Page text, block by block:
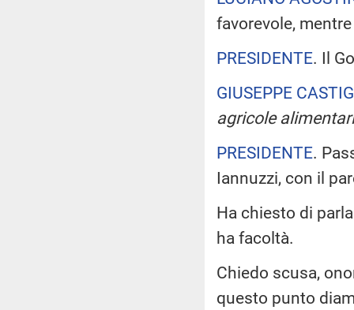
favorevole,
PRESIDENTE. Il
GIUSEPPE
agricole
PRESIDENTE.
Iannuzzi, con il
Ha chiesto di
ha facoltà.
Chiedo scusa,
questo punto